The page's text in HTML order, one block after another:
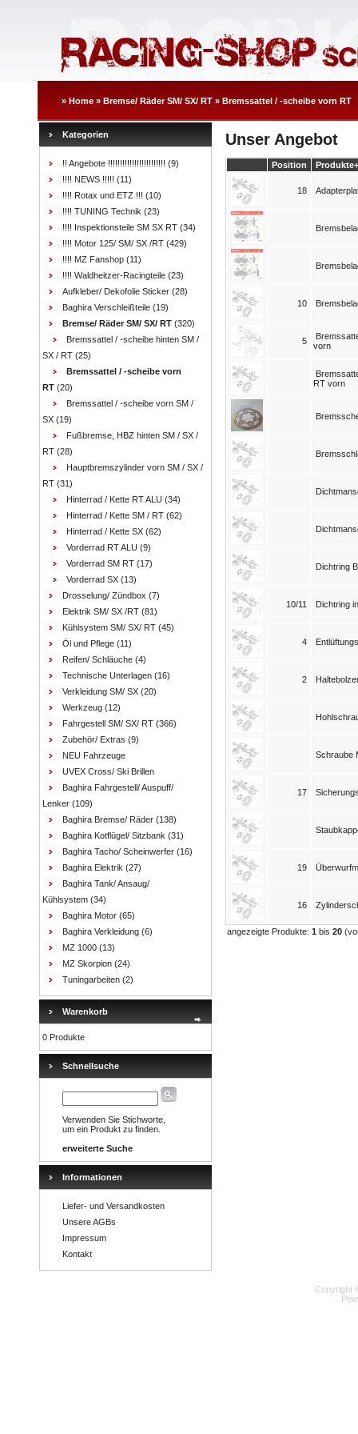
» Home » Bremse/ Räder SM/ SX/ RT » Bremssattel / -scheibe vorn RT
Kategorien
!! Angebote !!!!!!!!!!!!!!!!!!!!!!!! (9)
!!!! NEWS !!!!! (11)
!!!! Rotax und ETZ !!! (10)
!!!! TUNING Technik (23)
!!!! Inspektionsteile SM SX RT (34)
!!!! Motor 125/ SM/ SX /RT (429)
!!!! MZ Fanshop (11)
!!!! Waldheitzer-Racingteile (23)
Aufkleber/ Dekofolie Sticker (28)
Baghira Verschleißteile (19)
Bremse/ Räder SM/ SX/ RT (320)
Bremssattel / -scheibe hinten SM /
SX / RT (25)
Bremssattel / -scheibe vorn
RT (20)
Bremssattel / -scheibe vorn SM /
SX (19)
Fußbremse, HBZ hinten SM / SX /
RT (28)
Hauptbremszylinder vorn SM / SX /
RT (31)
Hinterrad / Kette RT ALU (34)
Hinterrad / Kette SM / RT (62)
Hinterrad / Kette SX (62)
Vorderrad RT ALU (9)
Vorderrad SM RT (17)
Vorderrad SX (13)
Drosselung/ Zündbox (7)
Elektrik SM/ SX /RT (81)
Kühlsystem SM/ SX/ RT (45)
Öl und Pflege (11)
Reifen/ Schläuche (4)
Technische Unterlagen (16)
Verkleidung SM/ SX (20)
Werkzeug (12)
Fahrgestell SM/ SX/ RT (366)
Zubehör/ Extras (9)
NEU Fahrzeuge
UVEX Cross/ Ski Brillen
Baghira Fahrgestell/ Auspuff/
Lenker (109)
Baghira Bremse/ Räder (138)
Baghira Kotflügel/ Sitzbank (31)
Baghira Tacho/ Scheinwerfer (16)
Baghira Elektrik (27)
Baghira Tank/ Ansaug/
Kühlsystem (34)
Baghira Motor (65)
Baghira Verkleidung (6)
MZ 1000 (13)
MZ Skorpion (24)
Tuningarbeiten (2)
Warenkorb
0 Produkte
Schnellsuche
Verwenden Sie Stichworte,
um ein Produkt zu finden.
erweiterte Suche
Informationen
Liefer- und Versandkosten
Unsere AGBs
Impressum
Kontakt
Unser Angebot
Position Produkte+
18
10
5
vorn
RT vorn
Dichtring
10/11 Dichtring
4
2
Schraube
17
19
16
angezeigte Produkte: 1 bis 20
Copyright